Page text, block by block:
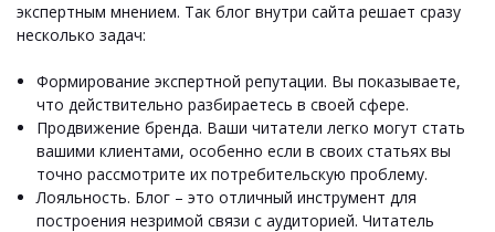
экспертным мнением. Так блог внутри сайта решает сразу
несколько задач:
Формирование экспертной репутации. Вы показываете,
что действительно разбираетесь в своей сфере.
Продвижение бренда. Ваши читатели легко могут стать
вашими клиентами, особенно если в своих статьях вы
точно рассмотрите их потребительскую проблему.
Лояльность. Блог – это отличный инструмент для
построения незримой связи с аудиторией. Читатель